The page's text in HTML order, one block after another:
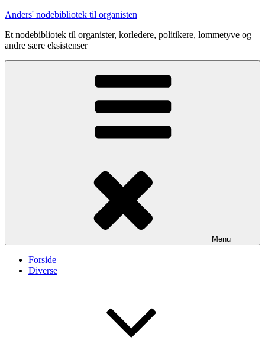
Videre
indhold
Anders' nodebibliotek til organisten
Et nodebibliotek til organister, korledere, politikere, lommetyve og
andre sære eksistenser
Menu
Forside
Diverse